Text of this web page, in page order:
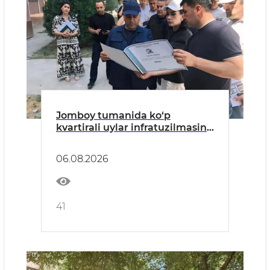
Jomboy tumanida ko‘p
kvartirali uylar infratuzilmasini
yaxshilash ishlari o‘rganildi
06.08.2026
41